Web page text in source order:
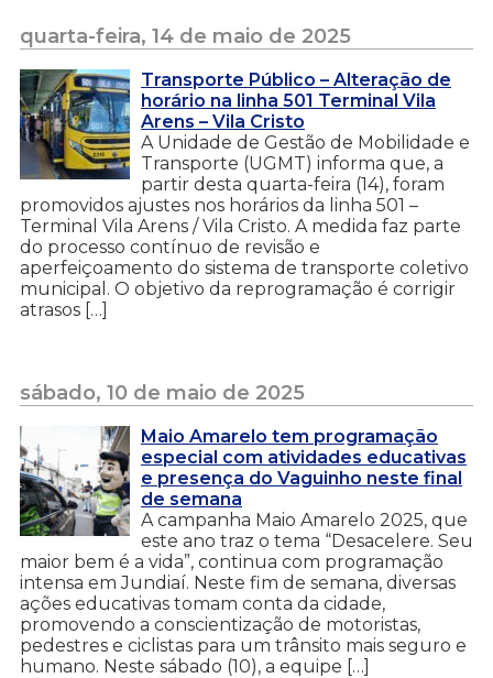
quarta-feira, 14 de maio de 2025
Transporte Público – Alteração de
horário na linha 501 Terminal Vila
Arens – Vila Cristo
A Unidade de Gestão de Mobilidade e
Transporte (UGMT) informa que, a
partir desta quarta-feira (14), foram
promovidos ajustes nos horários da linha 501 –
Terminal Vila Arens / Vila Cristo. A medida faz parte
do processo contínuo de revisão e
aperfeiçoamento do sistema de transporte coletivo
municipal. O objetivo da reprogramação é corrigir
atrasos […]
sábado, 10 de maio de 2025
Maio Amarelo tem programação
especial com atividades educativas
e presença do Vaguinho neste final
de semana
A campanha Maio Amarelo 2025, que
este ano traz o tema “Desacelere. Seu
maior bem é a vida”, continua com programação
intensa em Jundiaí. Neste fim de semana, diversas
ações educativas tomam conta da cidade,
promovendo a conscientização de motoristas,
pedestres e ciclistas para um trânsito mais seguro e
humano. Neste sábado (10), a equipe […]